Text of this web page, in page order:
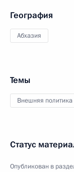
География
Абхазия
Темы
Внешняя политика
Статус
Опубликован в